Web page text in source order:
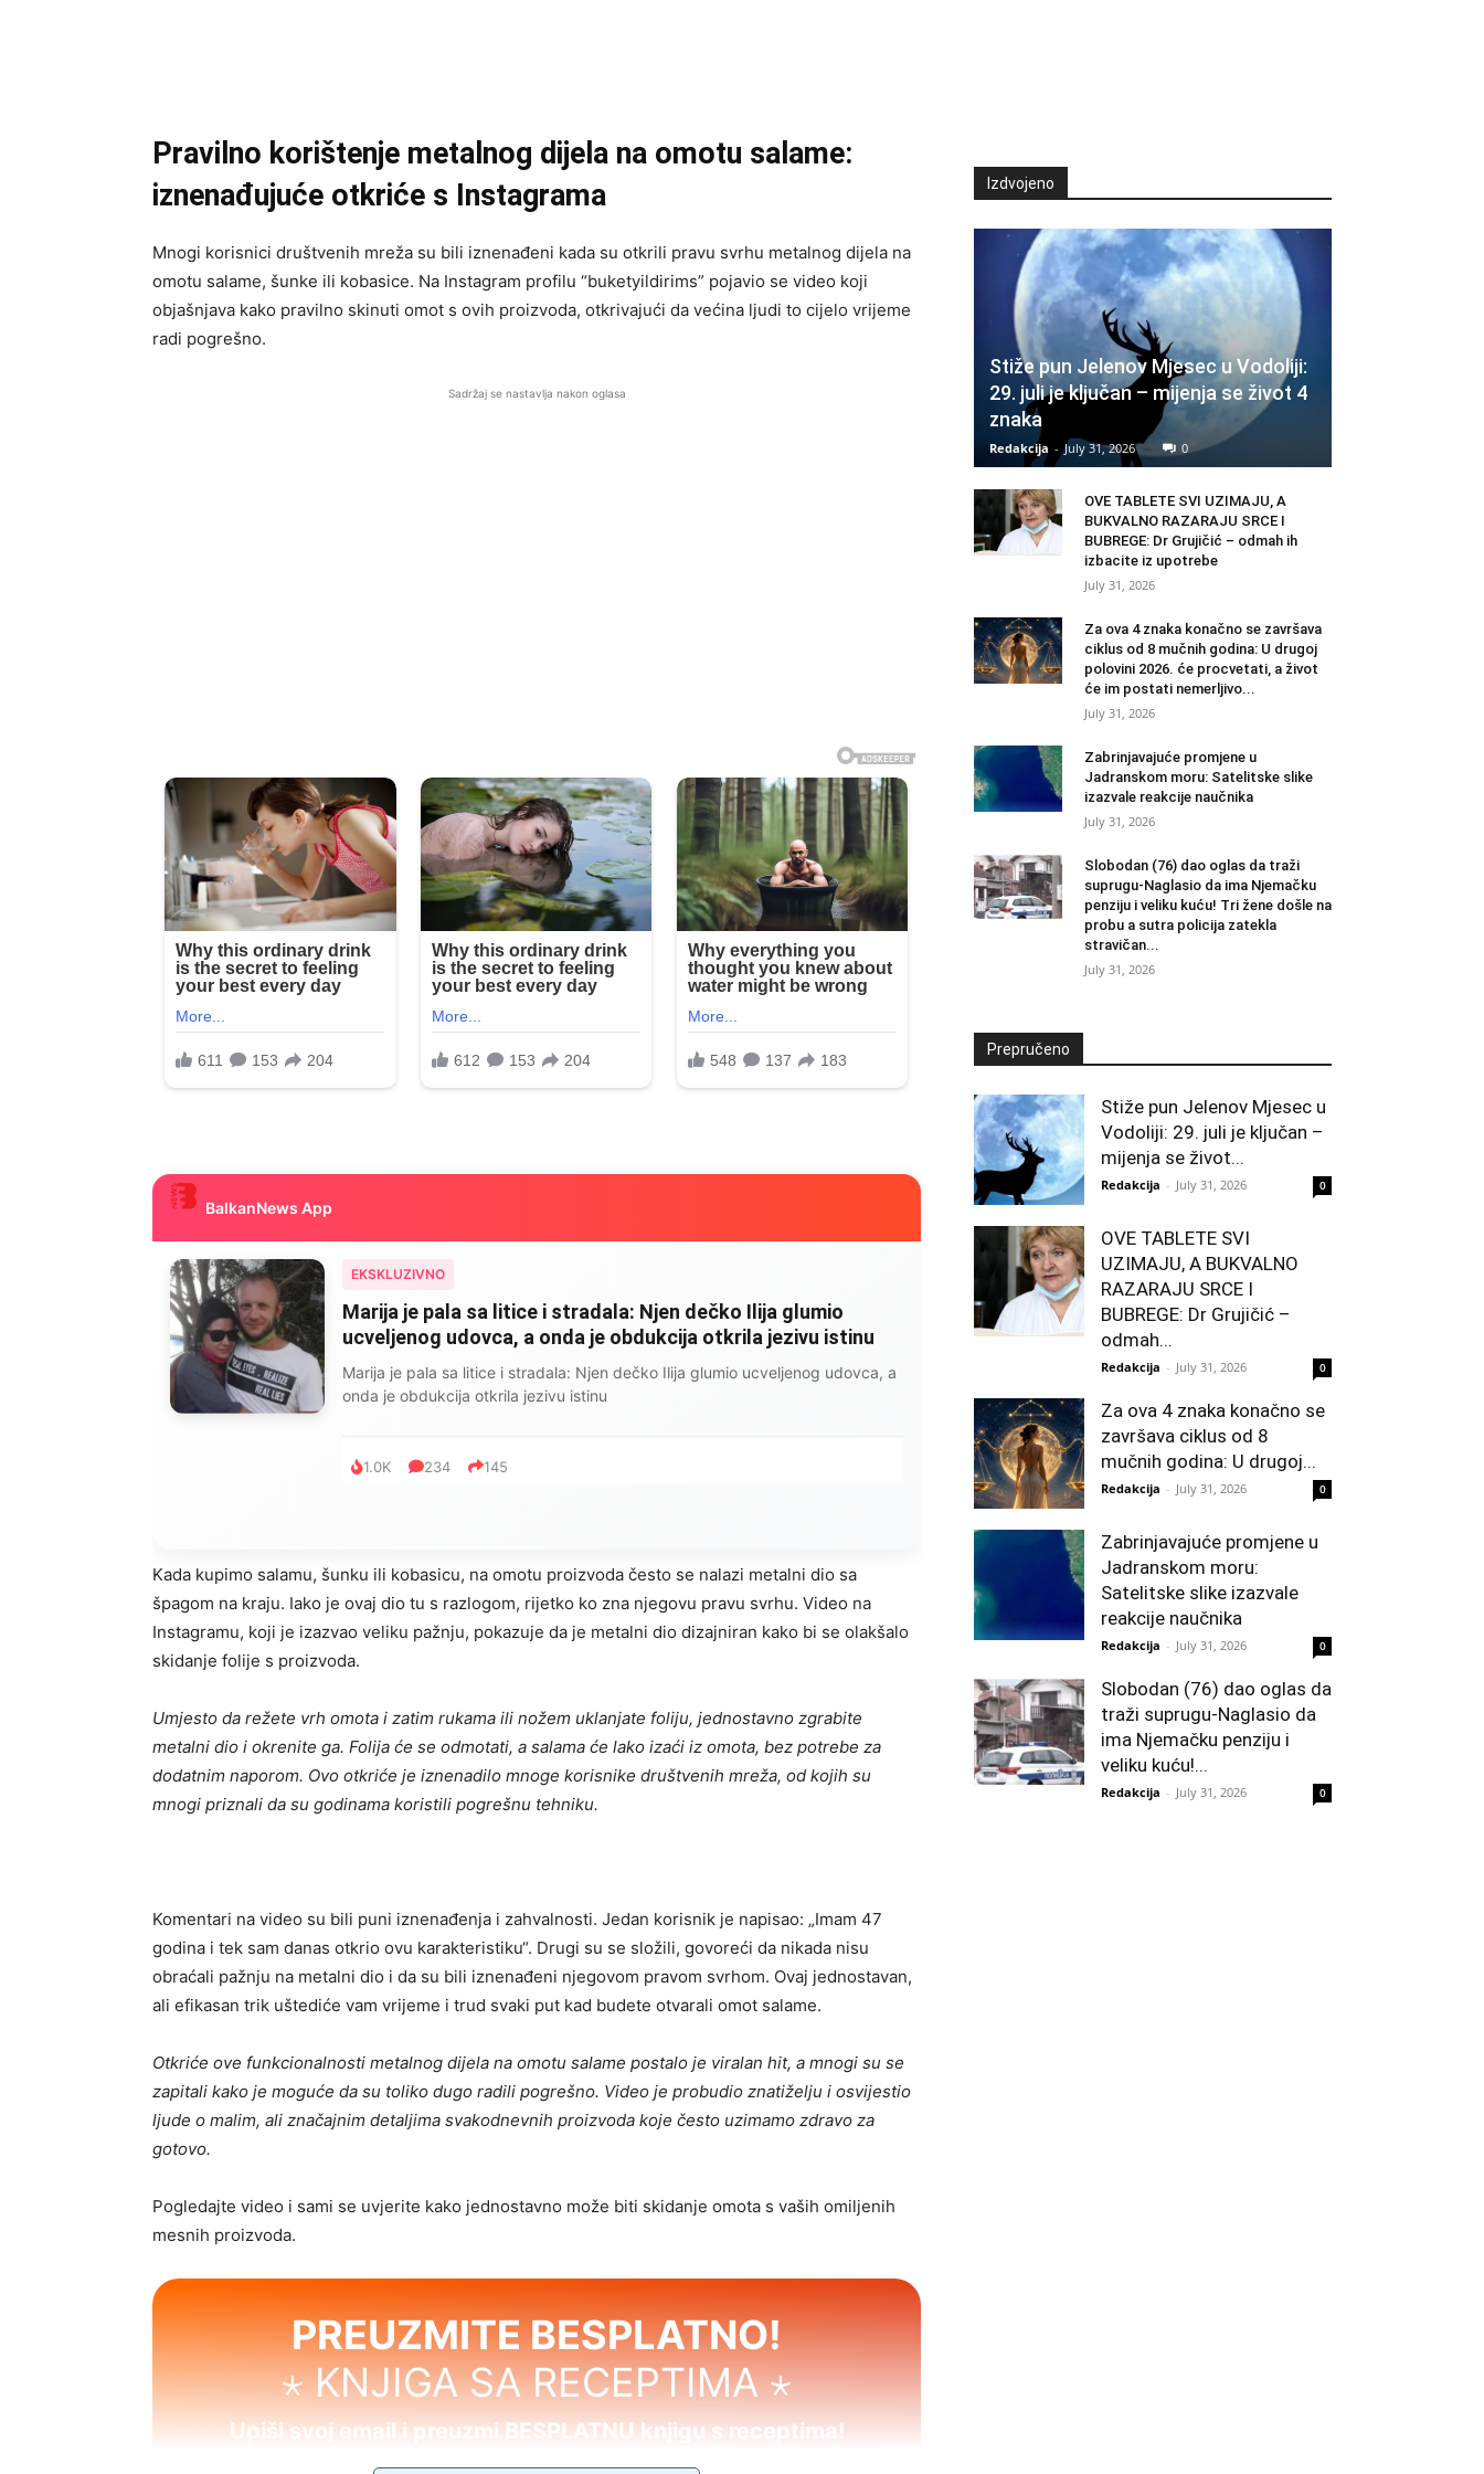
Pravilno korištenje metalnog dijela na omotu salame:
iznenađujuće otkriće s Instagrama
Mnogi korisnici društvenih mreža su bili iznenađeni kada su otkrili pravu svrhu metalnog dijela na
omotu salame, šunke ili kobasice. Na Instagram profilu “buketyildirims” pojavio se video koji
objašnjava kako pravilno skinuti omot s ovih proizvoda, otkrivajući da većina ljudi to cijelo vrijeme
radi pogrešno.
Sadržaj se nastavlja nakon oglasa
BalkanNews App
EKSKLUZIVNO
Marija je pala sa litice i stradala: Njen dečko Ilija glumio
ucveljenog udovca, a onda je obdukcija otkrila jezivu istinu
Marija je pala sa litice i stradala: Njen dečko Ilija glumio ucveljenog udovca, a
onda je obdukcija otkrila jezivu istinu
1.0K 234 145
Kada kupimo salamu, šunku ili kobasicu, na omotu proizvoda često se nalazi metalni dio sa
špagom na kraju. Iako je ovaj dio tu s razlogom, rijetko ko zna njegovu pravu svrhu. Video na
Instagramu, koji je izazvao veliku pažnju, pokazuje da je metalni dio dizajniran kako bi se olakšalo
skidanje folije s proizvoda.
Umjesto da režete vrh omota i zatim rukama ili nožem uklanjate foliju, jednostavno zgrabite
metalni dio i okrenite ga. Folija će se odmotati, a salama će lako izaći iz omota, bez potrebe za
dodatnim naporom. Ovo otkriće je iznenadilo mnoge korisnike društvenih mreža, od kojih su
mnogi priznali da su godinama koristili pogrešnu tehniku.
Komentari na video su bili puni iznenađenja i zahvalnosti. Jedan korisnik je napisao: „Imam 47
godina i tek sam danas otkrio ovu karakteristiku“. Drugi su se složili, govoreći da nikada nisu
obraćali pažnju na metalni dio i da su bili iznenađeni njegovom pravom svrhom. Ovaj jednostavan,
ali efikasan trik uštediće vam vrijeme i trud svaki put kad budete otvarali omot salame.
Otkriće ove funkcionalnosti metalnog dijela na omotu salame postalo je viralan hit, a mnogi su se
zapitali kako je moguće da su toliko dugo radili pogrešno. Video je probudio znatiželju i osvijestio
ljude o malim, ali značajnim detaljima svakodnevnih proizvoda koje često uzimamo zdravo za
gotovo.
Pogledajte video i sami se uvjerite kako jednostavno može biti skidanje omota s vaših omiljenih
mesnih proizvoda.
PREUZMITE BESPLATNO!
⋆ KNJIGA SA RECEPTIMA ⋆
Upiši svoj email i preuzmi BESPLATNU knjigu s receptima!
Izdvojeno
Stiže pun Jelenov Mjesec u Vodoliji:
29. juli je ključan – mijenja se život 4
znaka
Redakcija - July 31, 2026 0
OVE TABLETE SVI UZIMAJU, A
BUKVALNO RAZARAJU SRCE I
BUBREGE: Dr Grujičić – odmah ih
izbacite iz upotrebe
July 31, 2026
Za ova 4 znaka konačno se završava
ciklus od 8 mučnih godina: U drugoj
polovini 2026. će procvetati, a život
će im postati nemerljivo...
July 31, 2026
Zabrinjavajuće promjene u
Jadranskom moru: Satelitske slike
izazvale reakcije naučnika
July 31, 2026
Slobodan (76) dao oglas da traži
suprugu-Naglasio da ima Njemačku
penziju i veliku kuću! Tri žene došle na
probu a sutra policija zatekla
stravičan...
July 31, 2026
Prepručeno
Stiže pun Jelenov Mjesec u
Vodoliji: 29. juli je ključan –
mijenja se život...
Redakcija - July 31, 2026 0
OVE TABLETE SVI
UZIMAJU, A BUKVALNO
RAZARAJU SRCE I
BUBREGE: Dr Grujičić –
odmah...
Redakcija - July 31, 2026 0
Za ova 4 znaka konačno se
završava ciklus od 8
mučnih godina: U drugoj...
Redakcija - July 31, 2026 0
Zabrinjavajuće promjene u
Jadranskom moru:
Satelitske slike izazvale
reakcije naučnika
Redakcija - July 31, 2026 0
Slobodan (76) dao oglas da
traži suprugu-Naglasio da
ima Njemačku penziju i
veliku kuću!...
Redakcija - July 31, 2026 0